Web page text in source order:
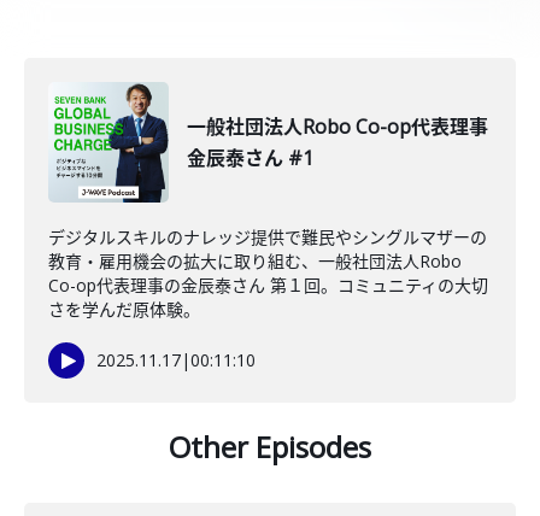
一般社団法人Robo Co-op代表理事
金辰泰さん #1
デジタルスキルのナレッジ提供で難民やシングルマザーの
教育・雇用機会の拡大に取り組む、一般社団法人Robo
Co-op代表理事の金辰泰さん 第１回。コミュニティの大切
さを学んだ原体験。
2025.11.17|00:11:10
Other Episodes